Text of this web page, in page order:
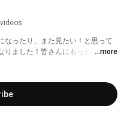
なったり、また見たい！と思って
りました！皆さんにもっと楽しん
...more